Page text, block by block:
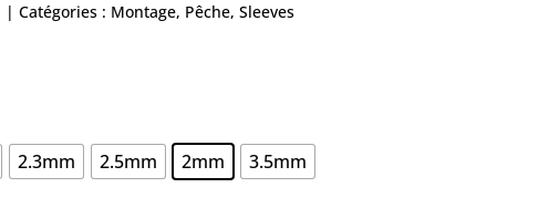
Catégories : Montage, Pêche, Sleeves
2.3mm 2.5mm 2mm 3.5mm